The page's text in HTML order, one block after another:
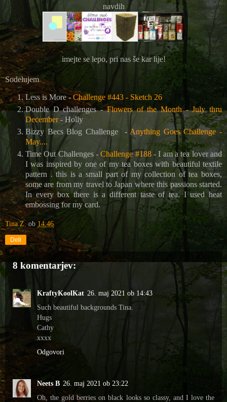
navdih
imejte se lepo, pri nas še kar lije!
Sodelujem
Less is More -Challenge #443 - Sketch 26
Double D challenges -Flowers of the Month - July thru
December-Holly
Bizzy Becs Blog Challenge
- Anything Goes Challenge -
May....
Time Out Challenges -Challenge #188- I am a tea lover and
I was inspired by one of my tea boxes with beautiful textile
pattern . this is a small part of my collection of tea boxes,
some are from my travel to Japan where this passions started.
In every box there is a different taste of tea. I used heat
embossing for my card.
Tina Z. ob 14:46
Deli
8 komentarjev:
KraftyKoolKat 26. maj 2021 ob 14:43
Such beautiful backgrounds Tina.
Hugs
Cathy
xxxx
Odgovori
Neets B 26. maj 2021 ob 23:22
Oh, the gold berries on black looks so classy, and I love the